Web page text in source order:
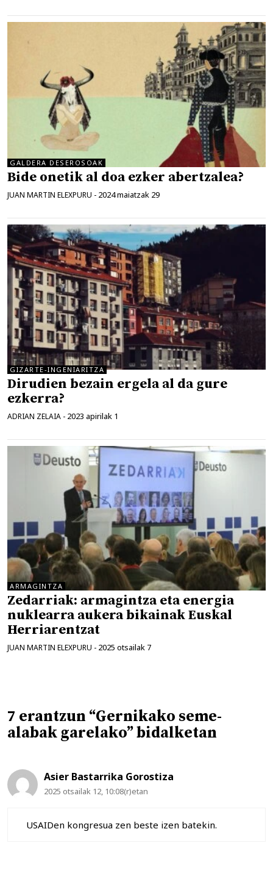
GALDERA DESEROSOAK
Bide onetik al doa ezker abertzalea?
JUAN MARTIN ELEXPURU - 2024 maiatzak 29
GIZARTE-INGENIARITZA
Dirudien bezain ergela al da gure
ezkerra?
ADRIAN ZELAIA - 2023 apirilak 1
ARMAGINTZA
Zedarriak: armagintza eta energia
nuklearra aukera bikainak Euskal
Herriarentzat
JUAN MARTIN ELEXPURU - 2025 otsailak 7
7 erantzun “Gernikako seme-
alabak garelako” bidalketan
Asier Bastarrika Gorostiza
2025 otsailak 12, 10:08(r)etan
USAIDen kongresua zen beste izen batekin.